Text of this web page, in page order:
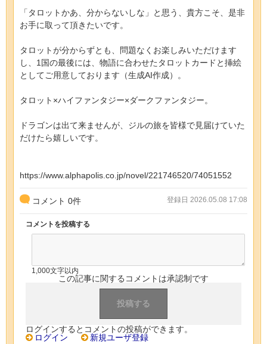
「タロットかあ、分からないしな」と思う、貴方こそ、是非
お手に取って頂きたいです。
タロットが分からずとも、問題なくお楽しみいただけます
し、1国の最後には、物語に合わせたタロットカードと挿絵
としてご用意しております（生成AI作成）。
タロット×ハイファンタジー×ダークファンタジー。
ドラゴンは出て来ませんが、ジルの旅を皆様で見届けていた
だけたら嬉しいです。
https://www.alphapolis.co.jp/novel/221746520/74051552
コメント 0件 登録日 2026.05.08 17:08
コメントを投稿する
1,000文字以内
この記事に関するコメントは承認制です
ログインするとコメントの投稿ができます。
ログイン
新規ユーザ登録